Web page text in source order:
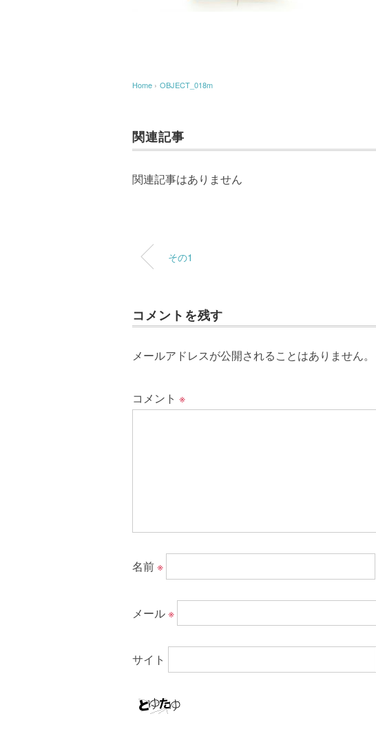
Home › OBJECT_018m
関連記事
関連記事はありません
その1
コメントを残す
メールアドレスが公開されることはありません。
コメント ※
名前※
メール※
サイト